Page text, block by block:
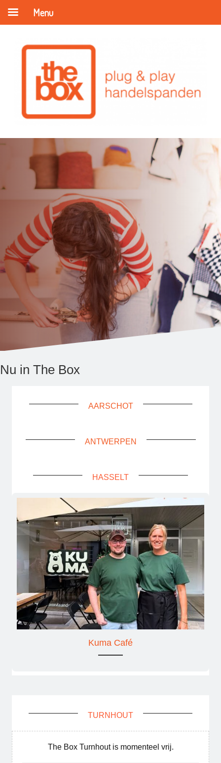
Ontdek onze ondernemers in
Nu in The Box
AARSCHOT
ANTWERPEN
HASSELT
Kuma Café
TURNHOUT
The Box Turnhout is momenteel vrij.
Menu